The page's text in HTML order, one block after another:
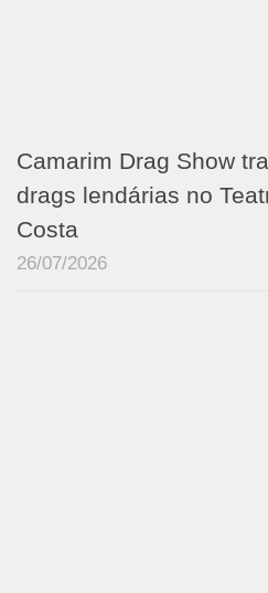
Camarim Drag Show
drags lendárias no
Costa
26/07/2026